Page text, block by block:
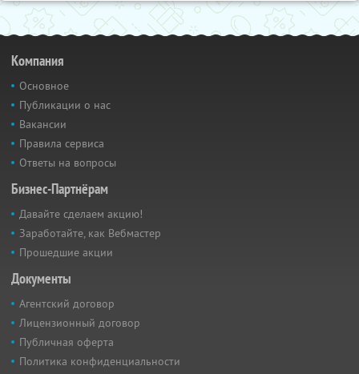
Компания
Основное
Публикации о нас
Вакансии
Правила сервиса
Ответы на вопросы
Бизнес-Партнёрам
Давайте сделаем акцию!
Заработайте, как Вебмастер
Прошедшие акции
Документы
Агентский договор
Лицензионный договор
Публичная оферта
Политика конфиденциальности